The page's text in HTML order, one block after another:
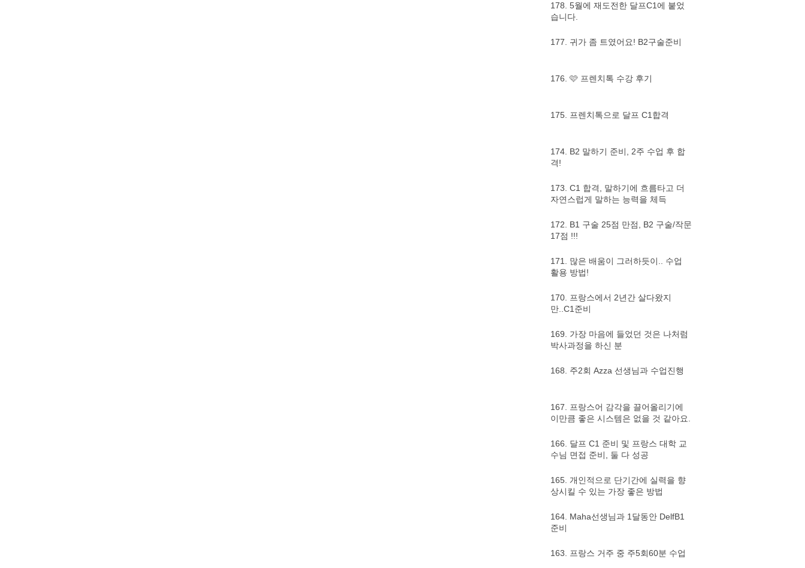
178. 5월에 재도전한 달프C1에 붙었
습니다.
177. 귀가 좀 트였어요! B2구술준비
176. 🩷 프렌치톡 수강 후기
175. 프렌치톡으로 달프 C1합격
174. B2 말하기 준비, 2주 수업 후 합
격!
173. C1 합격, 말하기에 흐름타고 더
자연스럽게 말하는 능력을 체득
172. B1 구술 25점 만점, B2 구술/작문
17점 !!!
171. 많은 배움이 그러하듯이.. 수업
활용 방법!
170. 프랑스에서 2년간 살다왔지
만..C1준비
169. 가장 마음에 들었던 것은 나처럼
박사과정을 하신 분
168. 주2회 Azza 선생님과 수업진행
167. 프랑스어 감각을 끌어올리기에
이만큼 좋은 시스템은 없을 것 같아요.
166. 달프 C1 준비 및 프랑스 대학 교
수님 면접 준비, 둘 다 성공
165. 개인적으로 단기간에 실력을 향
상시킬 수 있는 가장 좋은 방법
164. Maha선생님과 1달동안 DelfB1
준비
163. 프랑스 거주 중 주5회60분 수업